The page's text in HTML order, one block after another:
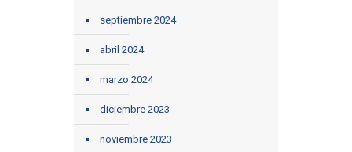
septiembre 2024
abril 2024
marzo 2024
diciembre 2023
noviembre 2023